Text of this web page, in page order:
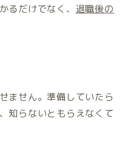
るだけでなく、 退職後の
ません。準備していたら
知らないともらえなくて